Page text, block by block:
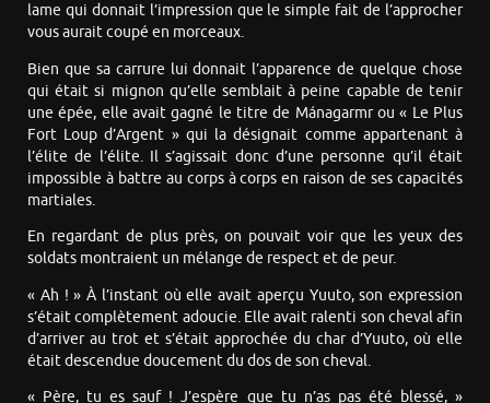
lame qui donnait l’impression que le simple fait de l’approcher
vous aurait coupé en morceaux.
Bien que sa carrure lui donnait l’apparence de quelque chose
qui était si mignon qu’elle semblait à peine capable de tenir
une épée, elle avait gagné le titre de Mánagarmr ou « Le Plus
Fort Loup d’Argent » qui la désignait comme appartenant à
l’élite de l’élite. Il s’agissait donc d’une personne qu’il était
impossible à battre au corps à corps en raison de ses capacités
martiales.
En regardant de plus près, on pouvait voir que les yeux des
soldats montraient un mélange de respect et de peur.
« Ah ! » À l’instant où elle avait aperçu Yuuto, son expression
s’était complètement adoucie. Elle avait ralenti son cheval afin
d’arriver au trot et s’était approchée du char d’Yuuto, où elle
était descendue doucement du dos de son cheval.
« Père, tu es sauf ! J’espère que tu n’as pas été blessé, »